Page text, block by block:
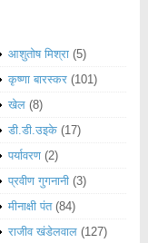
आशुतोष मिश्रा (5)
कृष्णा बारस्कर (101)
खेल (8)
डी.डी.उइके (17)
पर्यावरण (2)
प्रवीण गुगनानी (3)
मीनाक्षी पंत (84)
राजीव खंडेलवाल (127)